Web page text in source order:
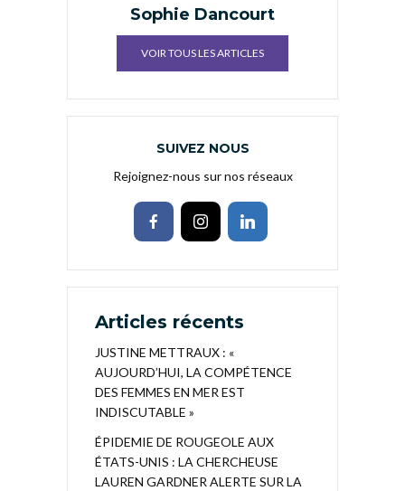
Sophie Dancourt
VOIR TOUS LES ARTICLES
SUIVEZ NOUS
Rejoignez-nous sur nos réseaux
Articles récents
JUSTINE METTRAUX : «
AUJOURD’HUI, LA COMPÉTENCE
DES FEMMES EN MER EST
INDISCUTABLE »
ÉPIDEMIE DE ROUGEOLE AUX
ÉTATS-UNIS : LA CHERCHEUSE
LAUREN GARDNER ALERTE SUR LA